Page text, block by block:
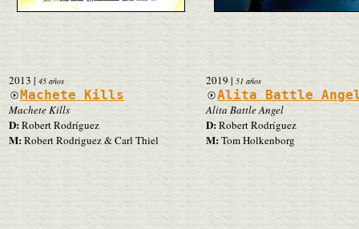
2013| 45 años
Machete Kills
Machete Kills
D:Robert Rodríguez
M:Robert Rodriguez & Carl Thiel
2019| 51 años
Alita Battle
Alita Battle Angel
D:Robert Rodríguez
M:Tom Holkenborg